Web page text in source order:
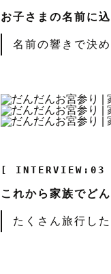
お子さまの名前に
名前の響きで決め
[ INTERVIEW:03
これから家族でど
たくさん旅行し